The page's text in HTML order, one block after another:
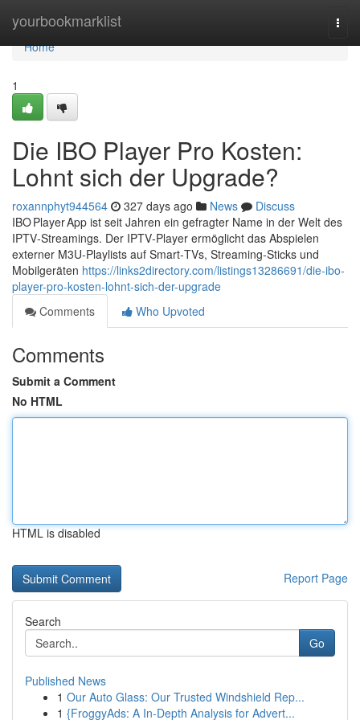
yourbookmarklist
Home
Home
1
Die IBO Player Pro Kosten:
Lohnt sich der Upgrade?
roxannphyt944564 327 days ago News
Discuss
IBO Player App ist seit Jahren ein gefragter Name in der Welt des
IPTV‑Streamings. Der IPTV‑Player ermöglicht das Abspielen
externer M3U‑Playlists auf Smart‑TVs, Streaming‑Sticks und
Mobilgeräten https://links2directory.com/listings13286691/die-ibo-
player-pro-kosten-lohnt-sich-der-upgrade
Comments
Who Upvoted
Comments
Submit a Comment
No HTML
HTML is disabled
Report Page
Search
Go
Published News
1 Our Auto Glass: Our Trusted Windshield Rep...
1 {FroggyAds: A In-Depth Analysis for Advert...